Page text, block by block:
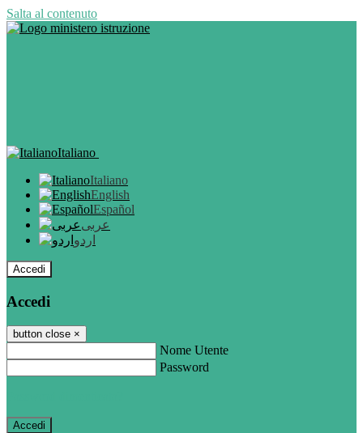
Salta al contenuto
Italiano
Italiano
English
Español
عربى
اردو
Accedi
Accedi
button close ×
Nome Utente
Password